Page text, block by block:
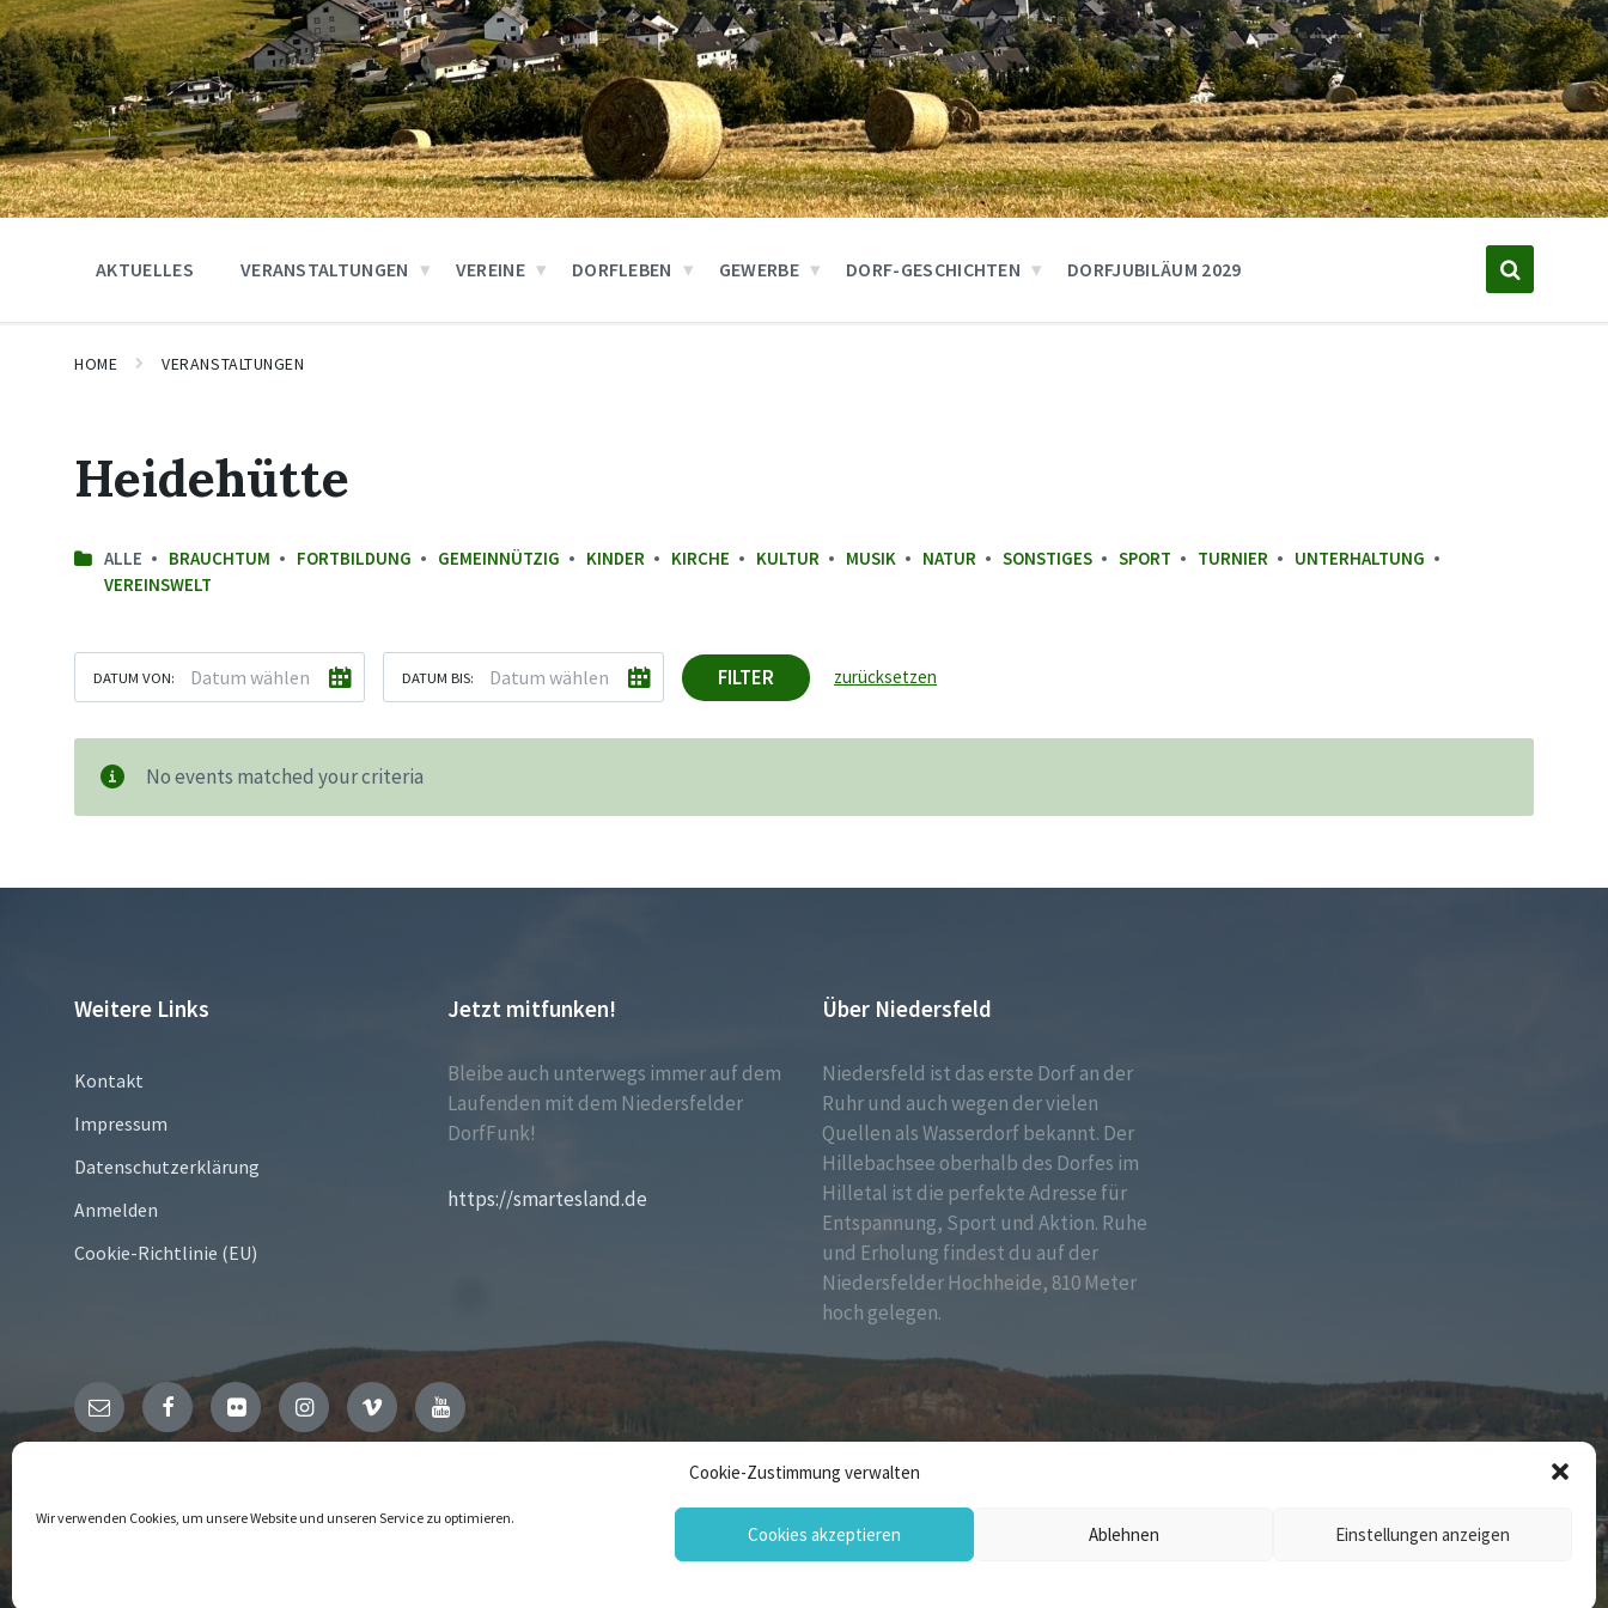
Cookie-Zustimmung verwalten
Wir verwenden Cookies, um unsere Website und unseren Service zu optimieren.
Cookies akzeptieren Ablehnen Einstellungen anzeigen
AKTUELLES VERANSTALTUNGEN VEREINE DORFLEBEN GEWERBE DORF-GESCHICHTEN DORFJUBILÄUM 2029
HOME VERANSTALTUNGEN
Heidehütte
ALLE BRAUCHTUM FORTBILDUNG GEMEINNÜTZIG KINDER KIRCHE KULTUR MUSIK NATUR SONSTIGES SPORT TURNIER
UNTERHALTUNG
VEREINSWELT
DATUM VON: DATUM BIS: FILTER zurücksetzen
No events matched your criteria
Weitere Links
Kontakt
Impressum
Datenschutzerklärung
Anmelden
Cookie-Richtlinie (EU)
Jetzt mitfunken!
Bleibe auch unterwegs immer auf dem
Laufenden mit dem Niedersfelder
DorfFunk!
https://smartesland.de
Über Niedersfeld
Niedersfeld ist das erste Dorf an der
Ruhr und auch wegen der vielen
Quellen als Wasserdorf bekannt. Der
Hillebachsee oberhalb des Dorfes im
Hilletal ist die perfekte Adresse für
Entspannung, Sport und Aktion. Ruhe
und Erholung findest du auf der
Niedersfelder Hochheide, 810 Meter
hoch gelegen.
Email FacebookFlickr InstagramVimeo YouTube